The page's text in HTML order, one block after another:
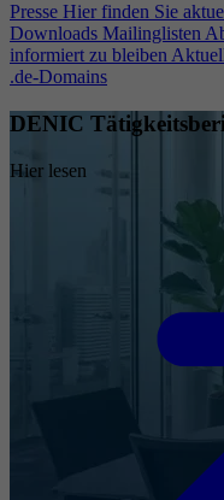
Presse Hier finden Sie
Downloads Mailinglisten
informiert zu bleiben
.de-Domains
DENIC
Hier lesen